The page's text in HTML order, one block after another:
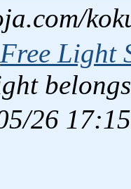
Free Light
26 17:15